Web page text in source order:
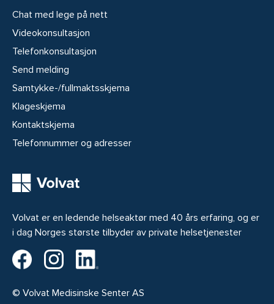
Volvat er en ledende helseaktør med 40 års erfaring, og er
i dag Norges største tilbyder av private helsetjenester
Volvat på Facebook
Volvat på Instagram
© Volvat Medisinske Senter AS
Chat med lege på nett
Videokonsultasjon
Telefonkonsultasjon
Send melding
Samtykke-/fullmaktsskjema
Klageskjema
Kontaktskjema
Telefonnummer og adresser